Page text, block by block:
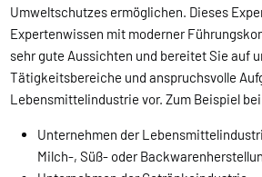
Umweltschutzes ermöglichen. Dieses
Expertenwissen mit moderner
sehr gute Aussichten und bereitet Sie auf
Tätigkeitsbereiche und anspruchsvolle
Lebensmittelindustrie vor. Zum Beispiel
Unternehmen der
Milch-, Süß- oder